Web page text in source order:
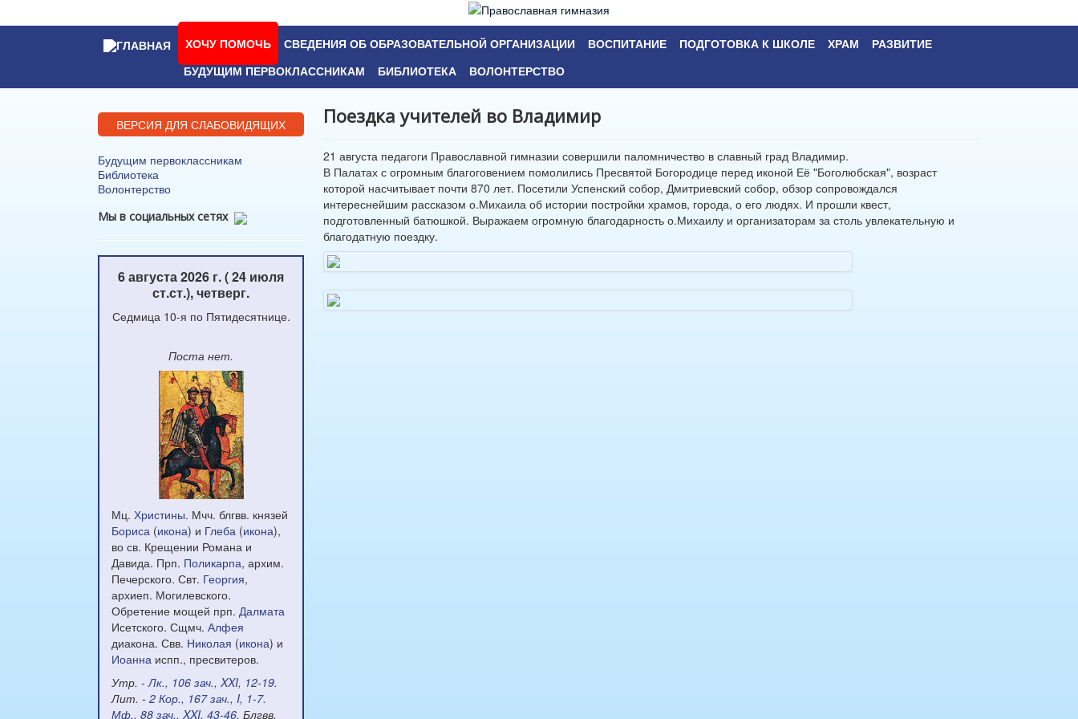
ХОЧУ ПОМОЧЬ СВЕДЕНИЯ ОБ ОБРАЗОВАТЕЛЬНОЙ ОРГАНИЗАЦИИ ВОСПИТАНИЕ ПОДГОТОВКА К ШКОЛЕ ХРАМ
РАЗВИТИЕ
БУДУЩИМ ПЕРВОКЛАССНИКАМ
БИБЛИОТЕКА ВОЛОНТЕРСТВО
ВЕРСИЯ ДЛЯ СЛАБОВИДЯЩИХ
Будущим первоклассникам
Библиотека
Волонтерство
Мы в социальных сетях
6 августа 2026 г. ( 24 июля
ст.ст.), четверг.
Седмица 10-я по Пятидесятнице.
Поста нет.
Мц. Христины. Мчч. блгвв. князей
Бориса (икона) и Глеба (икона),
во св. Крещении Романа и
Давида. Прп. Поликарпа, архим.
Печерского. Свт. Георгия,
архиеп. Могилевского.
Обретение мощей прп. Далмата
Исетского. Сщмч. Алфея
диакона. Свв. Николая (икона) и
Иоанна испп., пресвитеров.
Утр. - Лк., 106 зач., XXI, 12-19.
Лит. - 2 Кор., 167 зач., I, 1-7.
Мф., 88 зач., XXI, 43-46. Блгвв.
Поездка учителей во Владимир
21 августа педагоги Православной гимназии совершили паломничество в славный град Владимир.
В Палатах с огромным благоговением помолились Пресвятой Богородице перед иконой Её "Боголюбская", возраст
которой насчитывает почти 870 лет. Посетили Успенский собор, Дмитриевский собор, обзор сопровождался
интереснейшим рассказом о.Михаила об истории постройки храмов, города, о его людях. И прошли квест,
подготовленный батюшкой. Выражаем огромную благодарность о.Михаилу и организаторам за столь увлекательную и
благодатную поездку.